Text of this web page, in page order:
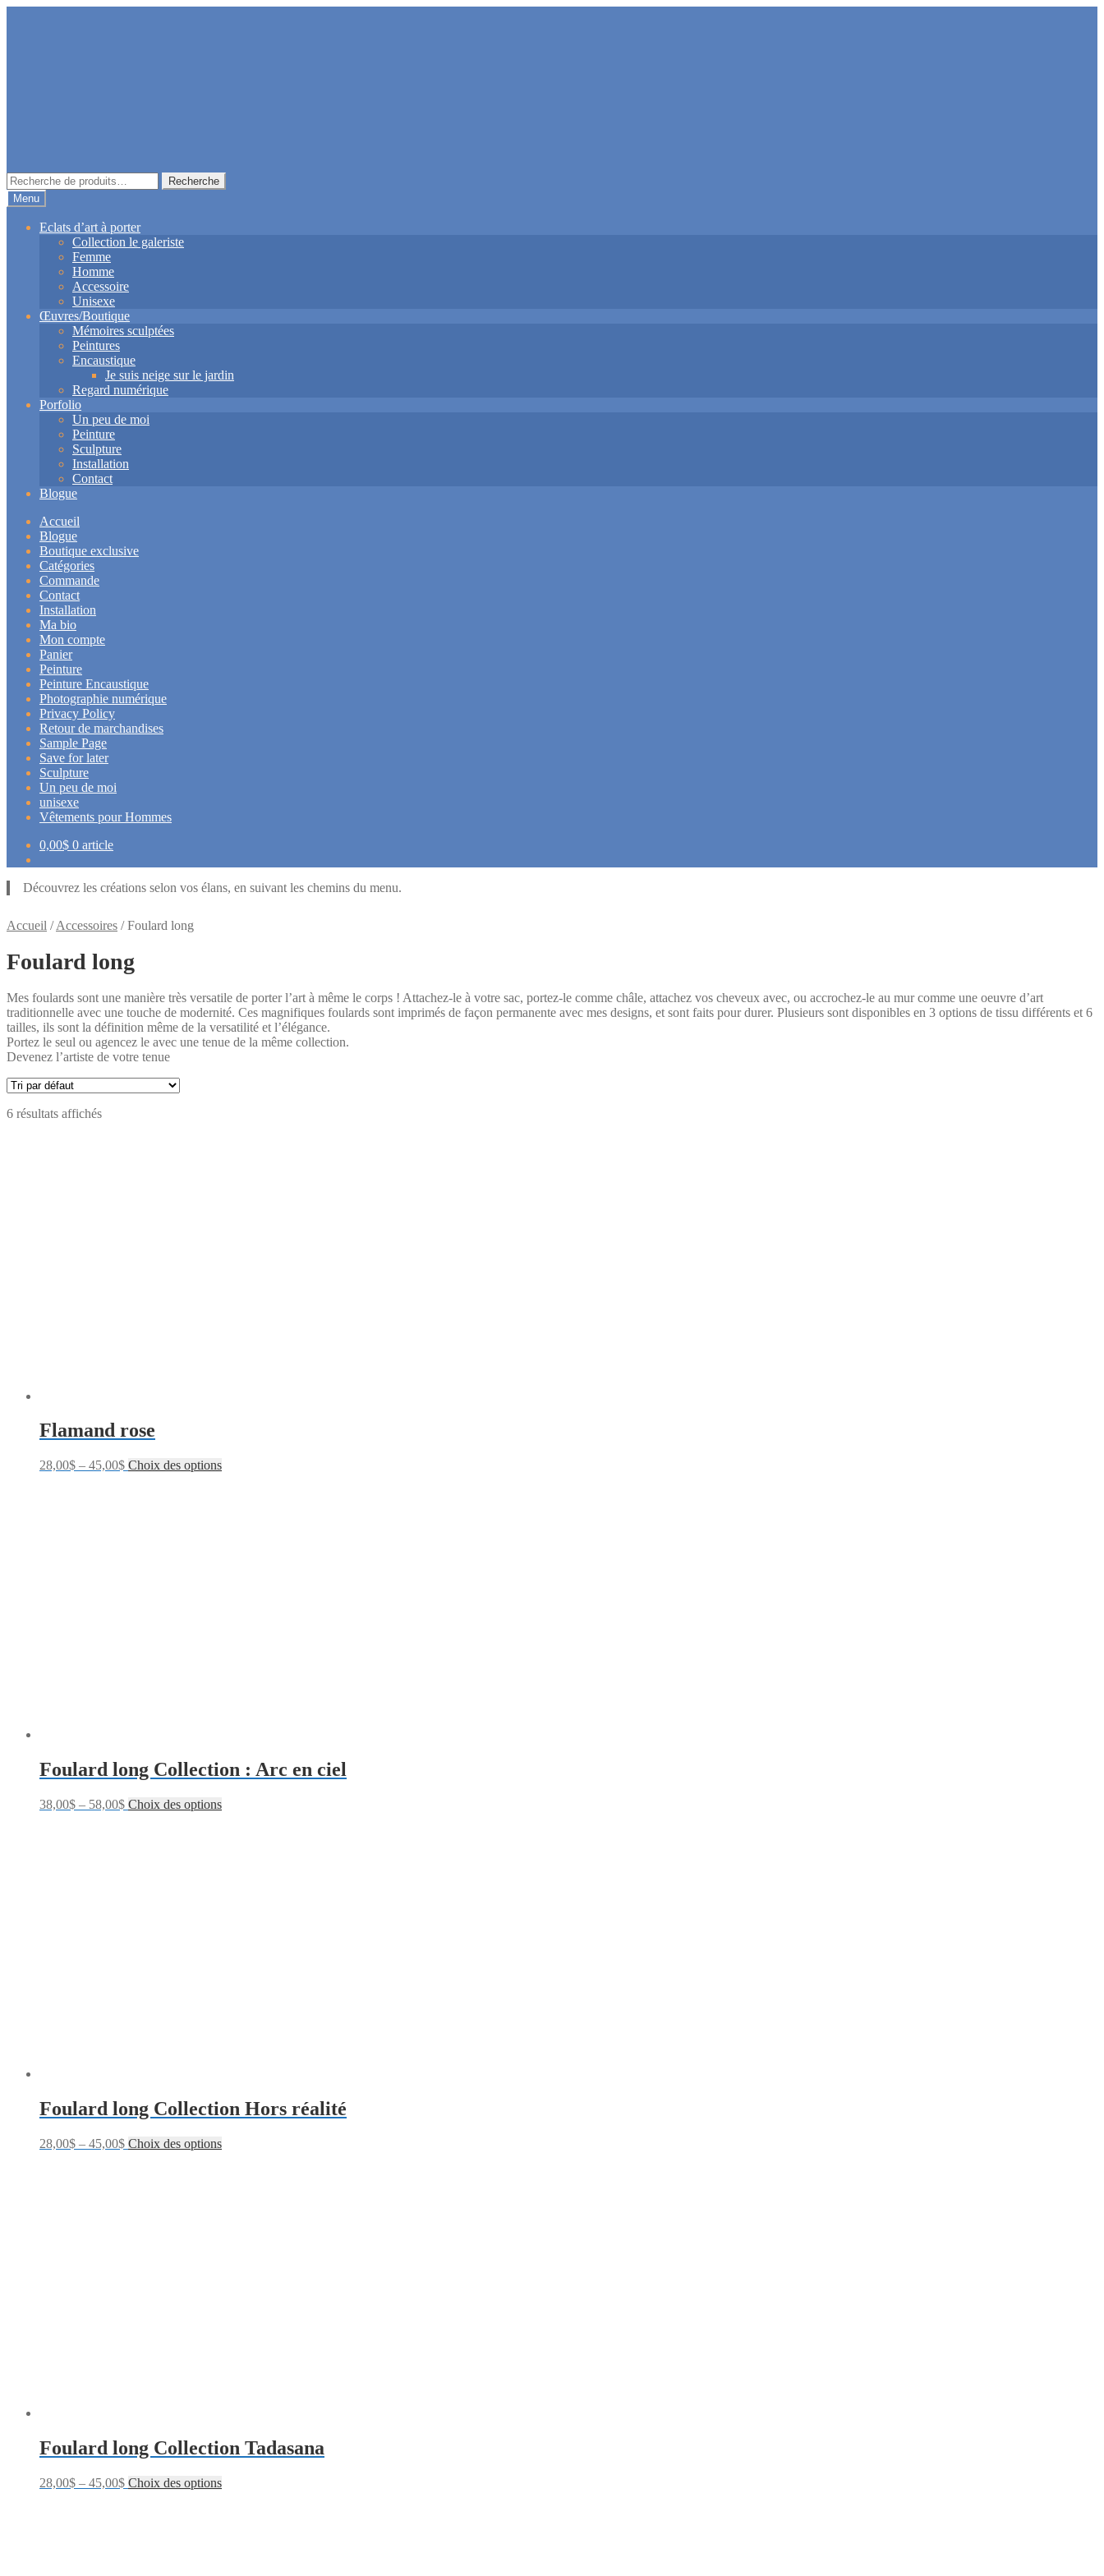
Recherche
pour :
Recherche
Menu
Eclats d’art à porter
Collection le galeriste
Femme
Homme
Accessoire
Unisexe
Œuvres/Boutique
Mémoires sculptées
Peintures
Encaustique
Je suis neige sur le jardin
Regard numérique
Porfolio
Un peu de moi
Peinture
Sculpture
Installation
Contact
Blogue
Accueil
Blogue
Boutique exclusive
Catégories
Commande
Contact
Installation
Ma bio
Mon compte
Panier
Peinture
Peinture Encaustique
Photographie numérique
Privacy Policy
Retour de marchandises
Sample Page
Save for later
Sculpture
Un peu de moi
unisexe
Vêtements pour Hommes
0,00$ 0 article
Découvrez les créations selon vos élans, en suivant les chemins du menu.
Accueil /Accessoires /Foulard long
Foulard long
Mes foulards sont une manière très versatile de porter l’art à même le corps ! Attachez-le à votre sac, portez-le comme châle, attachez vos cheveux avec, ou accrochez-le au mur comme une oeuvre d’art
traditionnelle avec une touche de modernité. Ces magnifiques foulards sont imprimés de façon permanente avec mes designs, et sont faits pour durer. Plusieurs sont disponibles en 3 options de tissu différents et 6
tailles, ils sont la définition même de la versatilité et l’élégance.
Portez le seul ou agencez le avec une tenue de la même collection.
Devenez l’artiste de votre tenue
6 résultats affichés
Flamand rose
28,00$ – 45,00$ Choix des options
Foulard long Collection : Arc en ciel
38,00$ – 58,00$ Choix des options
Foulard long Collection Hors réalité
28,00$ – 45,00$ Choix des options
Foulard long Collection Tadasana
28,00$ – 45,00$ Choix des options